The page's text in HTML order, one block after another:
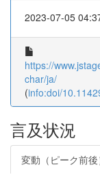
2023-07-05
https://
char/ja/
(info:doi/
言及状況
変動（ピーク前後